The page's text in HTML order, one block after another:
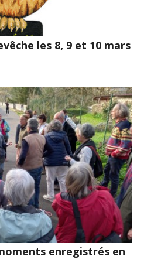
les 8, 9 et 10 mars
enregistrés en